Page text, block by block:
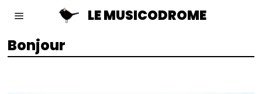
LE MUSICODROME
Bonjour